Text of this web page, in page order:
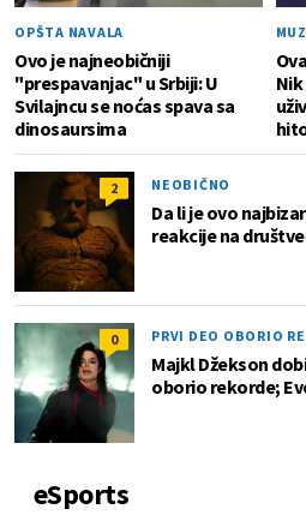
OPŠTA NAVALA
Ovo je najneobičniji
"prespavanjac" u Srbiji: U
Svilajncu se noćas spava sa
dinosaursima
2 NEOBIČNO
Da li je ovo
reakcije na
0 PRVI DEO OBORIO
Majkl Džekson
oborio rekorde;
eSports